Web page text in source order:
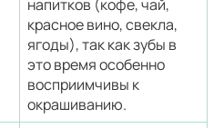
напитков (кофе, чай,
красное вино, свекла,
ягоды), так как зубы в
это время особенно
восприимчивы к
окрашиванию.